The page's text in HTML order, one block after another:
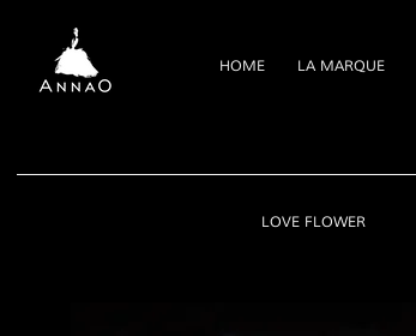
HOME LA MARQUE
LOVE FLOWER